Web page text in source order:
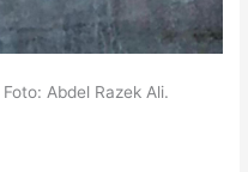
Abdel Razek Ali.